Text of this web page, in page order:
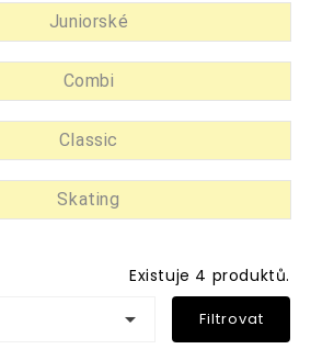
Juniorské
Combi
Classic
Skating
Existuje 4 produktů.
 Filtrovat